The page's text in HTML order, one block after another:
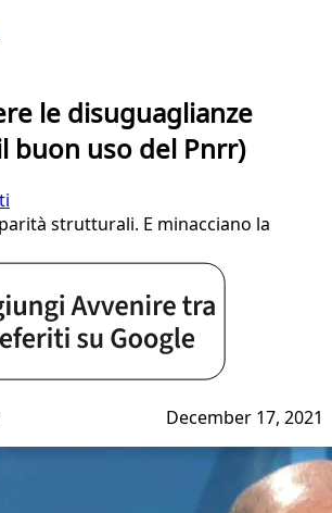
le disuguaglianze
buon uso del Pnrr)
strutturali. E minacciano la
December 17, 2021